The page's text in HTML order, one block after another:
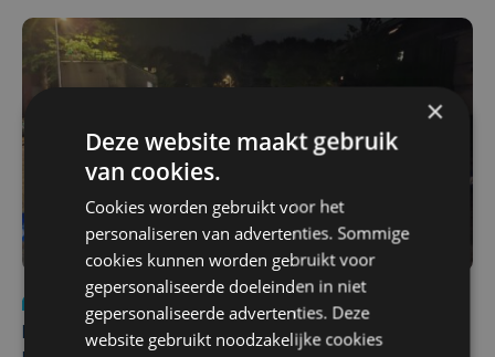
Nieuws
di 4 augustus | 09:32
Man en vrouw dood aangetroffen in woning in Sint-
×
Deze website maakt gebruik
van cookies.
Cookies worden gebruikt voor het
personaliseren van advertenties. Sommige
cookies kunnen worden gebruikt voor
gepersonaliseerde doeleinden in niet
gepersonaliseerde advertenties. Deze
website gebruikt noodzakelijke cookies